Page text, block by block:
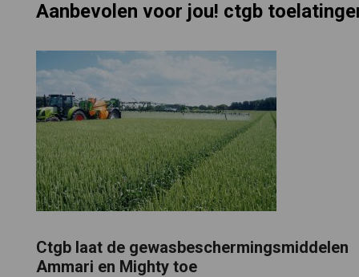
Aanbevolen voor jou! ctgb
Ctgb laat de gewasbeschermingsmiddelen
Ammari en Mighty toe